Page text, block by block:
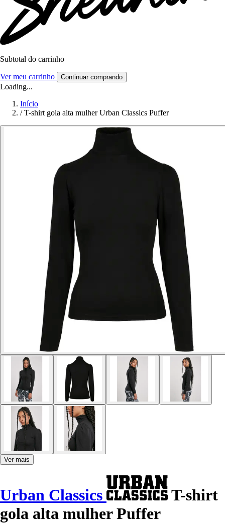
Subtotal do carrinho
Ver meu carrinho Continuar comprando
Loading...
Início
/ T-shirt gola alta mulher Urban Classics Puffer
Ver mais
Urban Classics
T-shirt
gola alta mulher Puffer